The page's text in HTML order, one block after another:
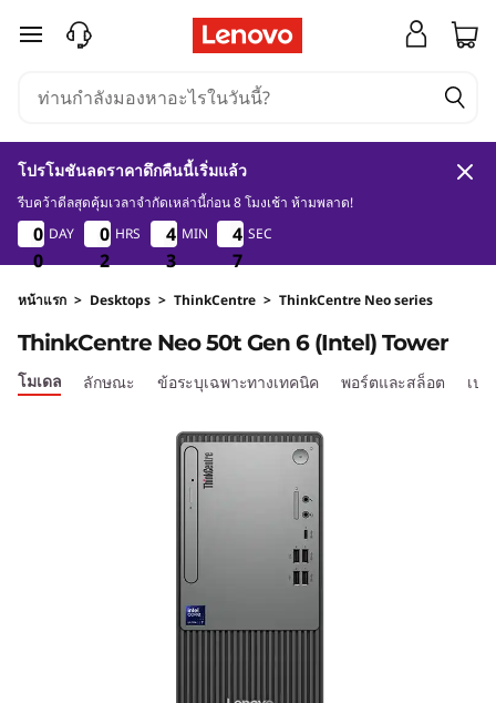
T
n
k
C
e
n
ข้ามไปที่เนื้อหาหลัก
โปรโมชันลดราคาดึกคืนนี้เริ่มแล้ว
รีบคว้าดีลสุดคุ้มเวลาจำกัดเหล่านี้ก่อน 8 โมงเช้า ห้ามพลาด!
0
0
0
0
0
0
0
0
DAY
0
2
0
2
0
2
0
2
HRS
4
3
4
3
4
3
4
3
MIN 4
7
4
6
4
7
4
6
SEC
หน้าแรก > Desktops > ThinkCentre > ThinkCentre Neo series
ThinkCentre Neo 50t Gen 6 (Intel) Tower
โมเดล ลักษณะ ข้อระบุเฉพาะทางเทคนิค พอร์ตและสล็อต เป